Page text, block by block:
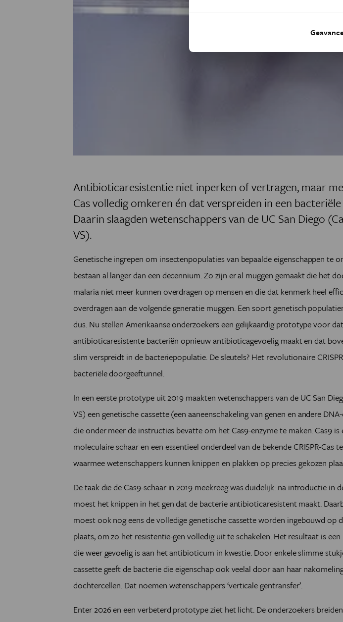
Antibioticaresistentie niet inperken of vertragen, maar
Cas volledig omkeren én dat verspreiden in een
Daarin slaagden wetenschappers van de UC San Diego
VS).
Genetische ingrepen om insectenpopulaties van bepaalde eigenschappen te
bestaan al langer dan een decennium. Zo zijn er al muggen gemaakt die het
malaria niet meer kunnen overdragen op mensen en die dat kenmerk heel
overdragen aan de volgende generatie muggen. Een soort genetisch
dus. Nu stellen Amerikaanse onderzoekers een gelijkaardig prototype voor dat
antibioticaresistente bacteriën opnieuw antibioticagevoelig maakt en dat
slim verspreidt in de bacteriepopulatie. De sleutels? Het revolutionaire
bacteriële doorgeeftunnel.
In een eerste prototype uit 2019 maakten wetenschappers van de UC San
VS) een genetische cassette (een aaneenschakeling van genen en andere
die onder meer de instructies bevatte om het Cas9-enzyme te maken. Cas9
moleculaire schaar en een essentieel onderdeel van de bekende CRISPR-Cas
waarmee wetenschappers kunnen knippen en plakken op precies gekozen
De taak die de Cas9-schaar in 2019 meekreeg was duidelijk: na introductie in
moest het knippen in het gen dat de bacterie antibioticaresistent maakt.
moest ook nog eens de volledige genetische cassette worden ingebouwd op
plaats, om zo het resistentie-gen volledig uit te schakelen. Het resultaat is
die weer gevoelig is aan het antibioticum in kwestie. Door enkele slimme
cassette geeft de bacterie die eigenschap ook veelal door aan haar
dochtercellen. Dat noemen wetenschappers ‘verticale gentransfer’.
Enter 2026 en een verbeterd prototype ziet het licht. De onderzoekers